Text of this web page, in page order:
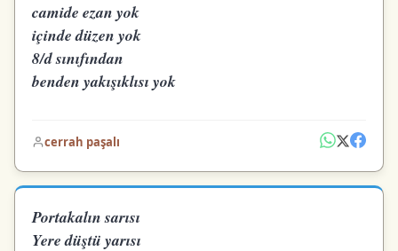
camide ezan yok
içinde düzen yok
8/d sınıfından
benden yakışıklısı yok
cerrah paşalı
Portakalın sarısı
Yere düştü yarısı